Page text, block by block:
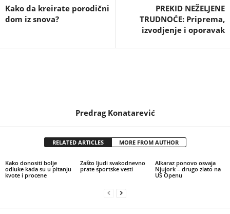
Kako da kreirate porodični
dom iz snova?
PREKID NEŽELJENE
TRUDNOĆE: Priprema,
izvodjenje i oporavak
Predrag Konatarević
RELATED ARTICLES MORE FROM AUTHOR
Kako donositi bolje
odluke kada su u pitanju
kvote i procene
Zašto ljudi svakodnevno
prate sportske vesti
Alkaraz ponovo osvaja
Njujork – drugo zlato na
US Openu